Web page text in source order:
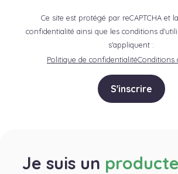
Ce site est protégé par reCAPTCHA et
confidentialité ainsi que les conditions
s'appliquent :
Politique de confidentialitéConditions
S'inscrire
Je suis un